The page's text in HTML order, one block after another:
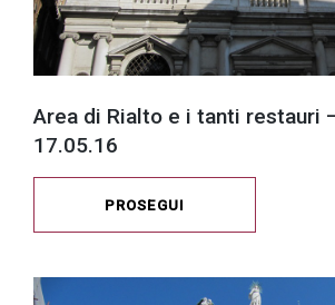
Area di Rialto e i tanti restauri
17.05.16
PROSEGUI